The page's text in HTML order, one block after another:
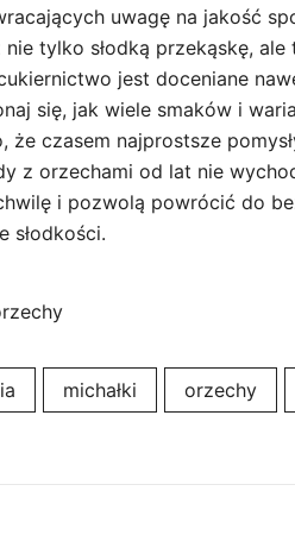
uwagę na jakość
tylko słodką przekąskę,
jest doceniane
się, jak wiele smaków i
że czasem najprostsze
z orzechami od lat nie
i pozwolą powrócić do
słodkości.
michałki orzechy